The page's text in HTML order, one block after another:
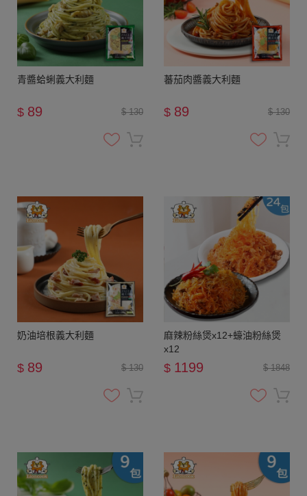
青醬蛤蜊義大利麵
$ 130
$ 89
蕃茄肉醬義大利麵
$ 130
$ 89
奶油培根義大利麵
$ 130
$ 89
麻辣粉絲煲x12+蠔油粉絲煲
x12
$ 1848
$ 1199